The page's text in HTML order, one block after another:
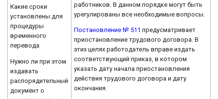
Какие сроки
установлены для
процедуры
временного
перевода
Нужно ли при этом
издавать
распорядительный
документ о
работников. В данном порядке могут быть
урегулированы все необходимые вопросы.
Постановление № 511 предусматривает
приостановление трудового договора. В
этих целях работодатель вправе издать
соответствующий приказ, в котором
указать дату начала приостановления
действия трудового договора и дату
окончания.